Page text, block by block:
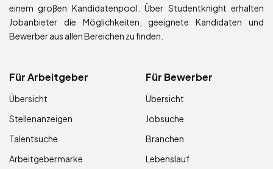
einem großen Kandidatenpool. Über Studentknight erhalten
Jobanbieter die Möglichkeiten, geeignete Kandidaten und
Bewerber aus allen Bereichen zu finden.
Für Arbeitgeber
Übersicht
Stellenanzeigen
Talentsuche
Arbeitgebermarke
Für Bewerber
Übersicht
Jobsuche
Branchen
Lebenslauf